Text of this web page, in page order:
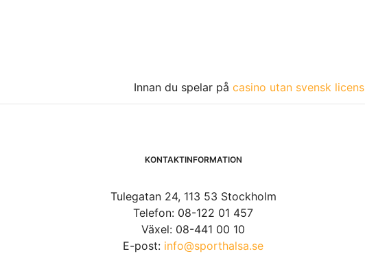
Innan du spelar på casino utan svensk licens
KONTAKTINFORMATION
Tulegatan 24, 113 53 Stockholm
Telefon: 08-122 01 457
Växel: 08-441 00 10
E-post: info@sporthalsa.se